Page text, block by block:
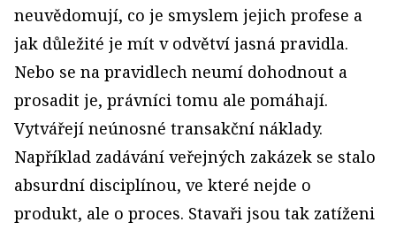
neuvědomují, co je smyslem jejich profese a
jak důležité je mít v odvětví jasná pravidla.
Nebo se na pravidlech neumí dohodnout a
prosadit je, právníci tomu ale pomáhají.
Vytvářejí neúnosné transakční náklady.
Například zadávání veřejných zakázek se stalo
absurdní disciplínou, ve které nejde o
produkt, ale o proces. Stavaři jsou tak zatíženi